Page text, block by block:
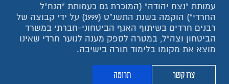
עמותת "נצח יהודה" (המוכרת גם כעמותת "הנח"ל
החרדי") הוקמה בשנת התשנ"ט (1999) על ידי קבוצה של
רבנים חרדים בשיתוף האגף הביטחוני-חברתי במשרד
הביטחון וצה"ל, במטרה לספק מענה לנוער חרדי שאינו
מוצא את מקומו בלימוד תורה בישיבה.
צרו קשר תרומה